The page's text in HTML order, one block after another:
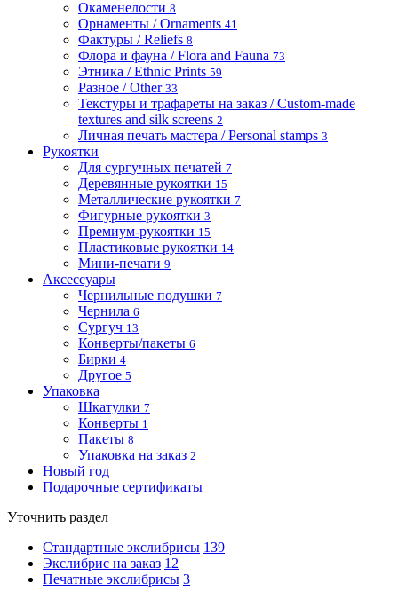
Окаменелости 8
Орнаменты / Ornaments 41
Фактуры / Reliefs 8
Флора и фауна / Flora and Fauna 73
Этника / Ethnic Prints 59
Разное / Other 33
Текстуры и трафареты на заказ / Custom-made
textures and silk screens 2
Личная печать мастера / Personal stamps 3
Рукоятки
Для сургучных печатей 7
Деревянные рукоятки 15
Металлические рукоятки 7
Фигурные рукоятки 3
Премиум-рукоятки 15
Пластиковые рукоятки 14
Мини-печати 9
Аксессуары
Чернильные подушки 7
Чернила 6
Сургуч 13
Конверты/пакеты 6
Бирки 4
Другое 5
Упаковка
Шкатулки 7
Конверты 1
Пакеты 8
Упаковка на заказ 2
Новый год
Подарочные сертификаты
Уточнить раздел
Стандартные экслибрисы 139
Экслибрис на заказ 12
Печатные экслибрисы 3